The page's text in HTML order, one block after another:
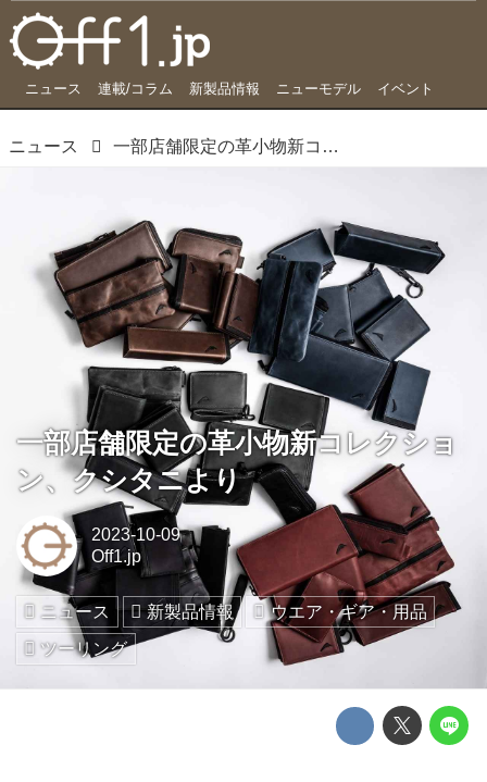
ニュース 連載/コラム 新製品情報 ニューモデル イベント
ニュース 一部店舗限定の革小物新コレクション、クシタニより
一部店舗限定の革小物新コレクショ
ン、クシタニより
2023-10-09
Off1.jp
ニュース 新製品情報
ウエア・ギア・用品
ツーリング